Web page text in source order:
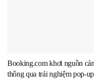
Booking.com khơi nguồn
thông qua trải nghiệm pop-